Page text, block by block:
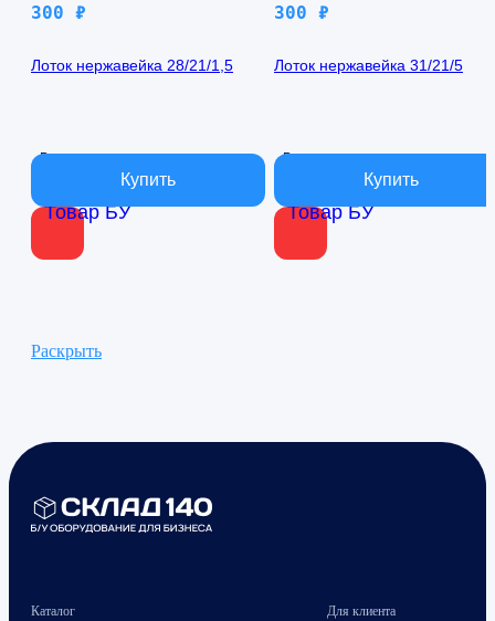
Товар БУ
300 ₽
Лоток нержавейка 28/21/1,5
В наличии
Товар БУ
300 ₽
Лоток нержавейка 31/21/5
В наличии
Раскрыть
Каталог Для клиента